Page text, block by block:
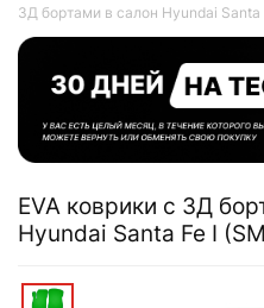
3Д бортами в салон Hyundai
EVA коврики c 3Д
Hyundai Santa Fe I